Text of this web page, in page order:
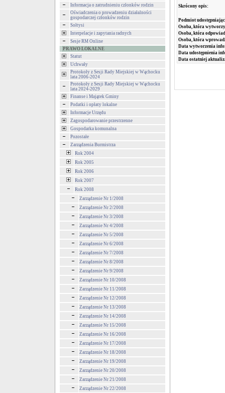
Informacja o zatrudnieniu członków rodzin
Oświadczenia o prowadzeniu działalności
gospodarczej członków rodzin
Sołtysi
Interpelacje i zapytania radnych
Sesje RM Online
PRAWO LOKALNE
Statut
Uchwały
Protokoły z Sesji Rady Miejskiej w Wąchocku
lata 2006-2024
Protokoły z Sesji Rady Miejskiej w Wąchocku
lata 2024-2029
Finanse i Majątek Gminy
Podatki i opłaty lokalne
Informacje Urzędu
Zagospodarowanie przestrzenne
Gospodarka komunalna
Pozostałe
Zarządzenia Burmistrza
Rok 2004
Rok 2005
Rok 2006
Rok 2007
Rok 2008
Zarządzenie Nr 1/2008
Zarządzenie Nr 2/2008
Zarządzenie Nr 3/2008
Zarządzenie Nr 4/2008
Zarządzenie Nr 5/2008
Zarządzenie Nr 6/2008
Zarządzenie Nr 7/2008
Zarządzenie Nr 8/2008
Zarządzenie Nr 9/2008
Zarządzenie Nr 10/2008
Zarządzenie Nr 11/2008
Zarządzenie Nr 12/2008
Zarządzenie Nr 13/2008
Zarządzenie Nr 14/2008
Zarządzenie Nr 15/2008
Zarządzenie Nr 16/2008
Zarządzenie Nr 17/2008
Zarządzenie Nr 18/2008
Zarządzenie Nr 19/2008
Zarządzenie Nr 20/2008
Zarządzenie Nr 21/2008
Zarządzenie Nr 22/2008
Skrócony opis:
Podmiot
Osoba, która
Osoba, która
Osoba, która
Data wytworzenia
Data udostępnienia
Data ostatniej